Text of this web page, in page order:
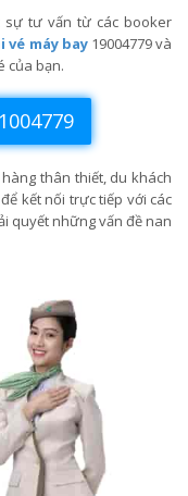
sự tư vấn từ các booker
vé máy bay19004779 và
của bạn.
thân thiết, du khách
kết nối trực tiếp với các
quyết những vấn đề nan